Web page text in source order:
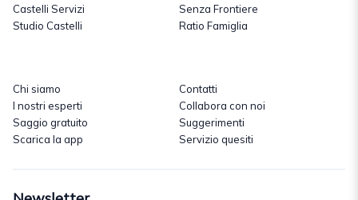
Castelli Servizi
Studio Castelli
Senza Frontiere
Ratio Famiglia
Chi siamo
I nostri esperti
Saggio gratuito
Scarica la app
Contatti
Collabora con noi
Suggerimenti
Servizio quesiti